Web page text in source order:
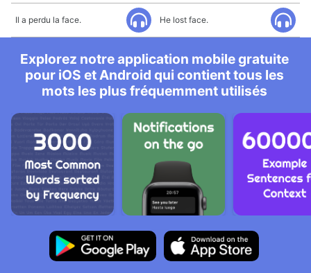
Il a perdu la face. He lost face.
Explorez notre application mobile gratuite
pour iOS et Android qui contient tous les
mots les plus fréquemment utilisés